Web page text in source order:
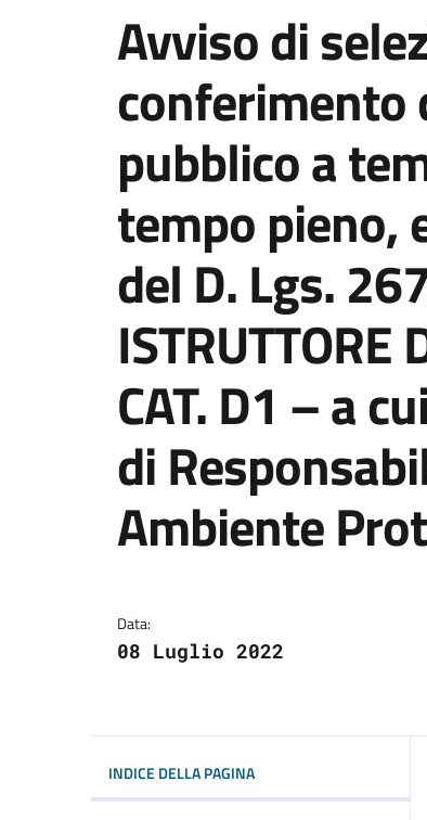
Avviso di
conferimento
pubblico a
tempo pieno,
del D. Lgs.
ISTRUTTORE
CAT. D1 – a
di
Ambiente
Data:
08 Luglio 2022
INDICE DELLA PAGINA